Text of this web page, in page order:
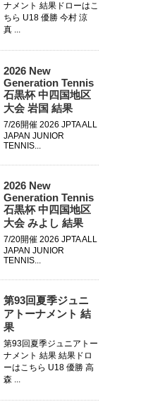
ナメント 結果ドローはこ
ちら U18 優勝 今村 涼
真 ...
2026 New
Generation Tennis
石黒杯 中四国地区
大会 岩国 結果
7/26開催 2026 JPTA ALL
JAPAN JUNIOR
TENNIS...
2026 New
Generation Tennis
石黒杯 中四国地区
大会 みよし 結果
7/20開催 2026 JPTA ALL
JAPAN JUNIOR
TENNIS...
第93回夏季ジュニ
アトーナメント 結
果
第93回夏季ジュニアトー
ナメント 結果 結果ドロ
ーはこちら U18 優勝 高
森 ...